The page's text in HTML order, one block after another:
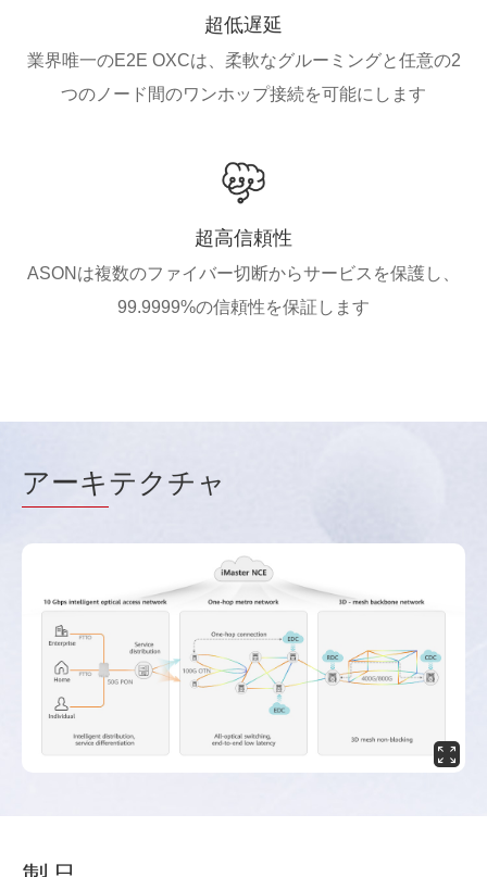
超低遅延
業界唯一のE2E OXCは、柔軟なグルーミングと任意の2
つのノード間のワンホップ接続を可能にします
超高信頼性
ASONは複数のファイバー切断からサービスを保護し、
99.9999%の信頼性を保証します
アーキテクチャ